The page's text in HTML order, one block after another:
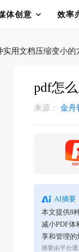
体创意 效率
实用文档压缩变小
pdf怎
来源： 金舟
AI摘要
本文提供8
减小PDF体
享和管理的
摘要由平台